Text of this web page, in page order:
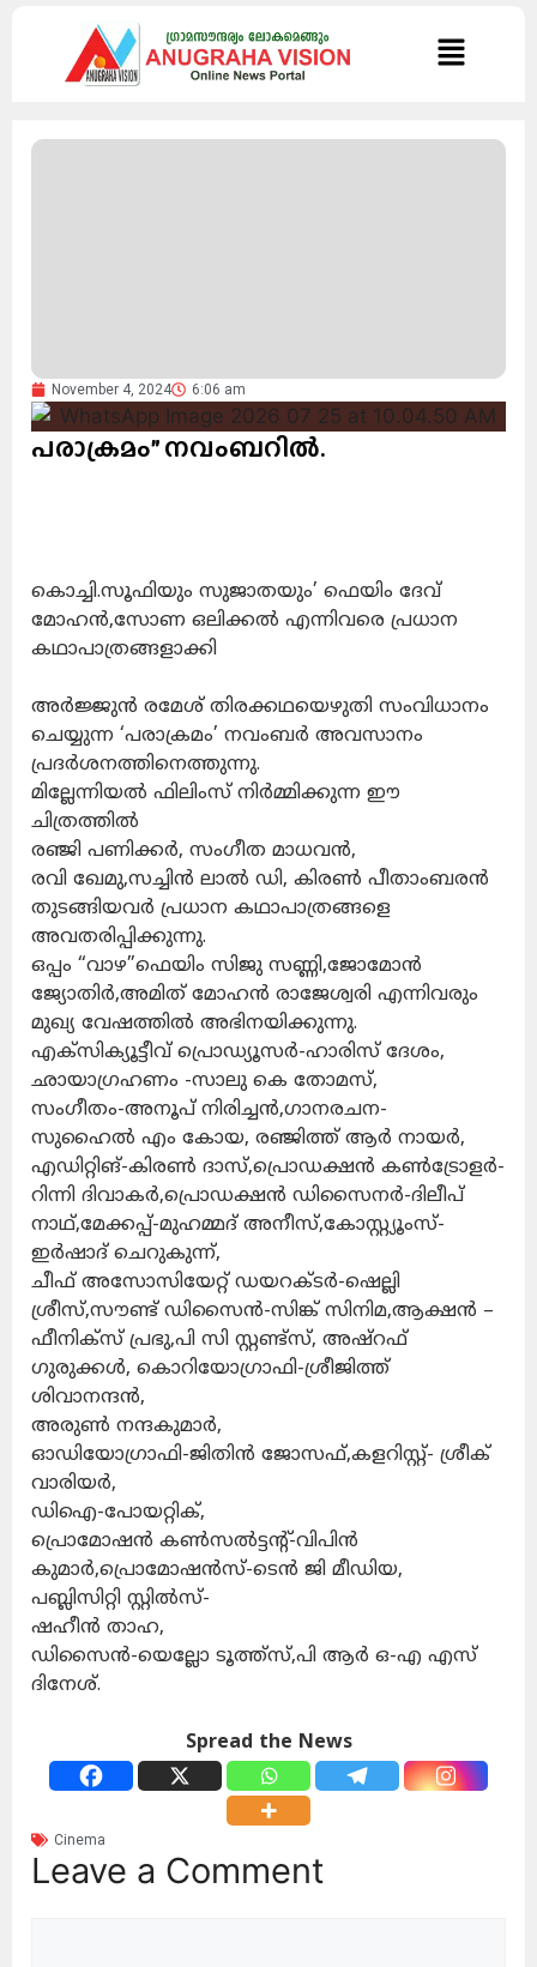
November 4, 2024 6:06 am
പരാക്രമം” നവംബറിൽ.
കൊച്ചി.സൂഫിയും സുജാതയും’ ഫെയിം ദേവ്
മോഹൻ,സോണ ഒലിക്കൽ എന്നിവരെ പ്രധാന
കഥാപാത്രങ്ങളാക്കി
അർജ്ജുൻ രമേശ് തിരക്കഥയെഴുതി സംവിധാനം
ചെയ്യുന്ന ‘പരാക്രമം’ നവംബർ അവസാനം
പ്രദർശനത്തിനെത്തുന്നു.
മില്ലേന്നിയൽ ഫിലിംസ് നിർമ്മിക്കുന്ന ഈ
ചിത്രത്തിൽ
രഞ്ജി പണിക്കർ, സംഗീത മാധവൻ,
രവി ഖേമു,സച്ചിൻ ലാൽ ഡി, കിരൺ പീതാംബരൻ
തുടങ്ങിയവർ പ്രധാന കഥാപാത്രങ്ങളെ
അവതരിപ്പിക്കുന്നു.
ഒപ്പം “വാഴ”ഫെയിം സിജു സണ്ണി,ജോമോൻ
ജ്യോതിർ,അമിത് മോഹൻ രാജേശ്വരി എന്നിവരും
മുഖ്യ വേഷത്തിൽ അഭിനയിക്കുന്നു.
എക്‌സിക്യൂട്ടീവ് പ്രൊഡ്യൂസർ-ഹാരിസ് ദേശം,
ഛായാഗ്രഹണം -സാലു കെ തോമസ്,
സംഗീതം-അനൂപ് നിരിച്ചൻ,ഗാനരചന-
സുഹൈൽ എം കോയ, രഞ്ജിത്ത് ആർ നായർ,
എഡിറ്റിങ്-കിരൺ ദാസ്,പ്രൊഡക്ഷൻ കൺട്രോളർ-
റിന്നി ദിവാകർ,പ്രൊഡക്ഷൻ ഡിസൈനർ-ദിലീപ്
നാഥ്,മേക്കപ്പ്-മുഹമ്മദ് അനീസ്,കോസ്റ്റ്യൂംസ്-
ഇർഷാദ് ചെറുകുന്ന്,
ചീഫ് അസോസിയേറ്റ് ഡയറക്‌ടർ-ഷെല്ലി
ശ്രീസ്,സൗണ്ട് ഡിസൈൻ-സിങ്ക് സിനിമ,ആക്ഷൻ –
ഫീനിക്‌സ് പ്രഭു,പി സി സ്റ്റണ്ട്സ്, അഷ്റഫ്
ഗുരുക്കൾ, കൊറിയോഗ്രാഫി-ശ്രീജിത്ത്
ശിവാനന്ദൻ,
അരുൺ നന്ദകുമാർ,
ഓഡിയോഗ്രാഫി-ജിതിൻ ജോസഫ്,കളറിസ്റ്റ്- ശ്രീക്
വാരിയർ,
ഡിഐ-പോയറ്റിക്,
പ്രൊമോഷൻ കൺസൽട്ടന്‍റ്-വിപിൻ
കുമാർ,പ്രൊമോഷൻസ്-ടെൻ ജി മീഡിയ,
പബ്ലിസിറ്റി സ്റ്റിൽസ്-
ഷഹീൻ താഹ,
ഡിസൈൻ-യെല്ലോ ടൂത്ത്‌സ്,പി ആർ ഒ-എ എസ്
ദിനേശ്.
Spread the News
Cinema
Leave a Comment